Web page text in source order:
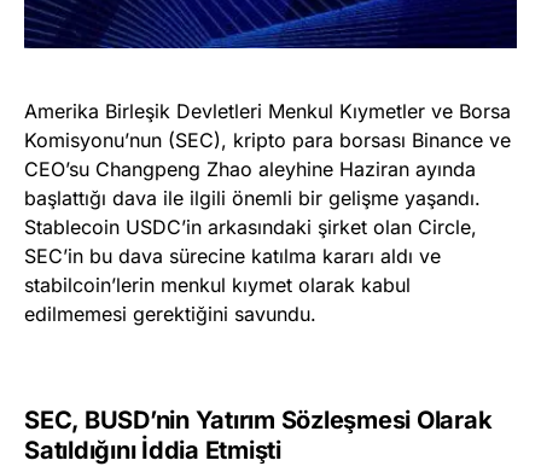
Amerika Birleşik Devletleri Menkul Kıymetler ve Borsa
Komisyonu’nun (SEC), kripto para borsası Binance ve
CEO’su Changpeng Zhao aleyhine Haziran ayında
başlattığı dava ile ilgili önemli bir gelişme yaşandı.
Stablecoin USDC’in arkasındaki şirket olan Circle,
SEC’in bu dava sürecine katılma kararı aldı ve
stabilcoin’lerin menkul kıymet olarak kabul
edilmemesi gerektiğini savundu.
SEC, BUSD’nin Yatırım Sözleşmesi Olarak
Satıldığını İddia Etmişti